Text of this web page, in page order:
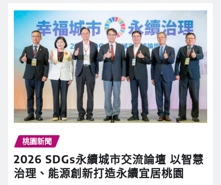
桃園新聞
2026 SDGs永續城市交流論壇 以智慧
治理、能源創新打造永續宜居桃園